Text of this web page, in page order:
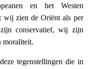
en het Westen
wij zien de Oriënt als per
conservatief, wij zijn
moraliteit.
tegenstellingen die in